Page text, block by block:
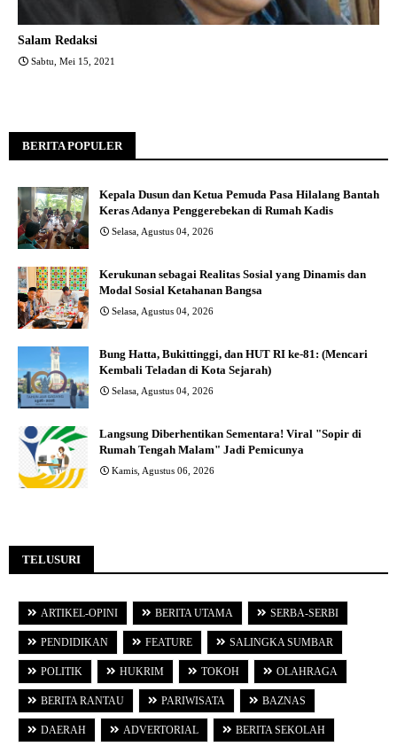
Salam Redaksi
Sabtu, Mei 15, 2021
BERITA POPULER
Kepala Dusun dan Ketua Pemuda Pasa Hilalang Bantah
Keras Adanya Penggerebekan di Rumah Kadis
Selasa, Agustus 04, 2026
Kerukunan sebagai Realitas Sosial yang Dinamis dan
Modal Sosial Ketahanan Bangsa
Selasa, Agustus 04, 2026
Bung Hatta, Bukittinggi, dan HUT RI ke-81: (Mencari
Kembali Teladan di Kota Sejarah)
Selasa, Agustus 04, 2026
Langsung Diberhentikan Sementara! Viral "Sopir di
Rumah Tengah Malam" Jadi Pemicunya
Kamis, Agustus 06, 2026
TELUSURI
ARTIKEL-OPINI BERITA UTAMA SERBA-SERBI
PENDIDIKAN FEATURE SALINGKA SUMBAR
POLITIK HUKRIM TOKOH OLAHRAGA
BERITA RANTAU PARIWISATA BAZNAS
DAERAH ADVERTORIAL BERITA SEKOLAH